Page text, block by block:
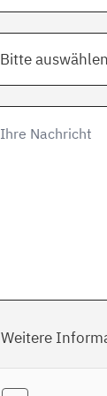
Bitte auswählen
Weitere